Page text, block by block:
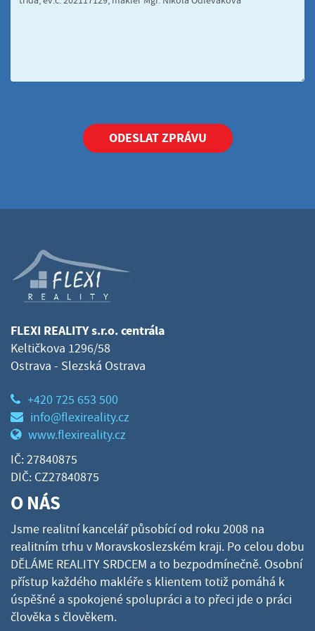
ODESLAT ZPRÁVU
FLEXI REALITY s.r.o. centrála
Keltičkova 1296/58
Ostrava - Slezská Ostrava
+420 725 653 500
info@flexireality.cz
www.flexireality.cz
IČ: 27840875
DIČ: CZ27840875
O NÁS
Jsme realitní kancelář působící od roku 2008 na
realitním trhu v Moravskoslezském kraji. Po celou dobu
DĚLÁME REALITY SRDCEM a to bezpodmínečně. Osobní
přístup každého makléře s klientem totiž pomáhá k
úspěšné a spokojené spolupráci a to přeci jde o práci
člověka s člověkem.